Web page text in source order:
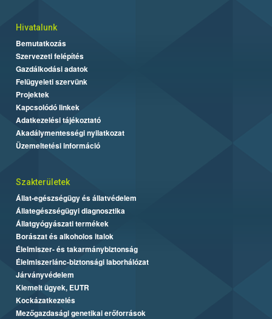
Hivatalunk
Bemutatkozás
Szervezeti felépítés
Gazdálkodási adatok
Felügyeleti szervünk
Projektek
Kapcsolódó linkek
Adatkezelési tájékoztató
Akadálymentességi nyilatkozat
Üzemeltetési információ
Szakterületek
Állat-egészségügy és állatvédelem
Állategészségügyi diagnosztika
Állatgyógyászati termékek
Borászat és alkoholos italok
Élelmiszer- és takarmánybiztonság
Élelmiszerlánc-biztonsági laborhálózat
Járványvédelem
Kiemelt ügyek, EUTR
Kockázatkezelés
Mezőgazdasági genetikai erőforrások